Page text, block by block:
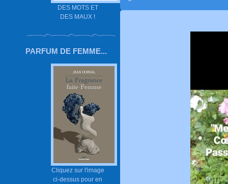
DES MOTS ET
DES MAUX !
PARFUM DE FEMME...
Cliquez sur l'image
ci-dessus pour en